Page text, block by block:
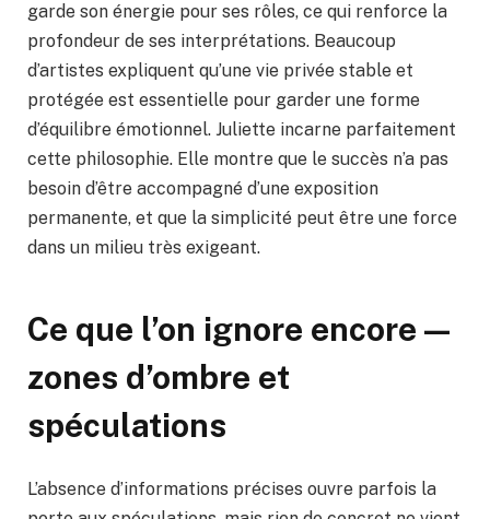
garde son énergie pour ses rôles, ce qui renforce la
profondeur de ses interprétations. Beaucoup
d’artistes expliquent qu’une vie privée stable et
protégée est essentielle pour garder une forme
d’équilibre émotionnel. Juliette incarne parfaitement
cette philosophie. Elle montre que le succès n’a pas
besoin d’être accompagné d’une exposition
permanente, et que la simplicité peut être une force
dans un milieu très exigeant.
Ce que l’on ignore encore —
zones d’ombre et
spéculations
L’absence d’informations précises ouvre parfois la